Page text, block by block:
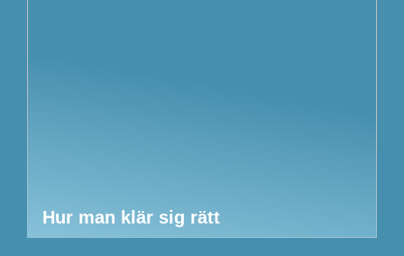
Hur man klär sig rätt